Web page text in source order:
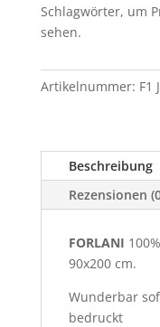
Schlagwörter, um
sehen.
Artikelnummer: F1
Beschreibung
Rezensionen
FORLANI
90x200 cm.
Wunderbar
bedruckt